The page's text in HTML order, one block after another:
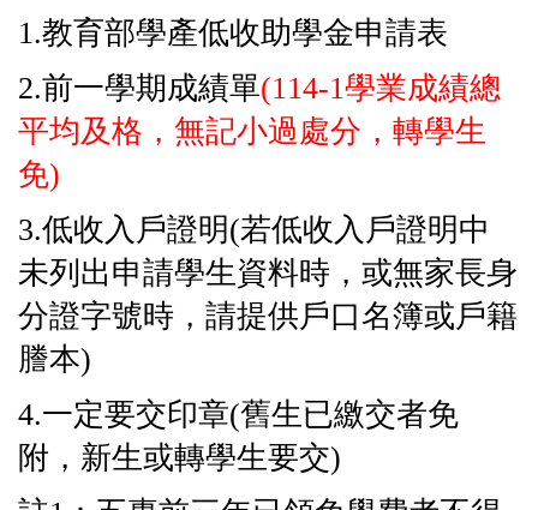
1.教育部學產低收助學金申請表
2.前一學期成績單(114-1學業成績總
平均及格，無記小過處分，轉學生
免)
3.低收入戶證明(若低收入戶證明中
未列出申請學生資料時，或無家長身
分證字號時，請提供戶口名簿或戶籍
謄本)
4.一定要交印章(舊生已繳交者免
附，新生或轉學生要交)